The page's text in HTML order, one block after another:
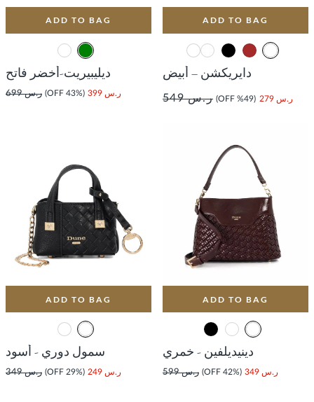
ADD TO BAG
دايريكشن – أبيض
ر.س 279 (49% OFF) ر.س 549
ADD TO BAG
ديليبيريت-أخضر فاتح
ر.س 399 (43% OFF) ر.س 699
ADD TO BAG
دينيديلفين - خمري
ر.س 349 (42% OFF) ر.س 599
ADD TO BAG
سمول دوري - أسود
ر.س 249 (29% OFF) ر.س 349